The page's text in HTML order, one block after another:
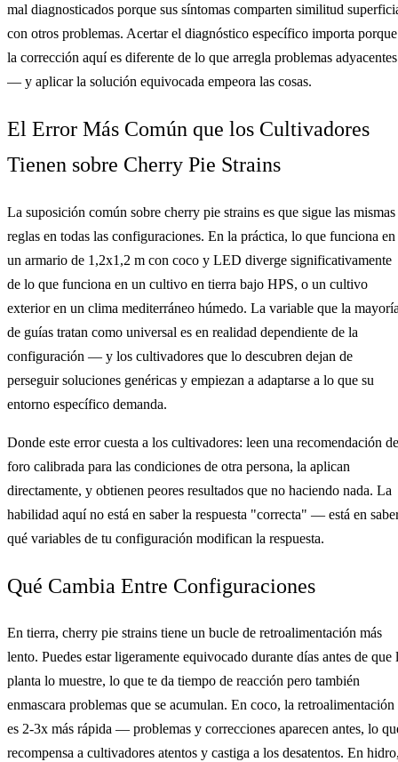
mal diagnosticados porque sus síntomas comparten similitud
con otros problemas. Acertar el diagnóstico específico importa porque
la corrección aquí es diferente de lo que arregla problemas adyacentes
— y aplicar la solución equivocada empeora las cosas.
El Error Más Común que los Cultivadores
Tienen sobre Cherry Pie Strains
La suposición común sobre cherry pie strains es que sigue las mismas
reglas en todas las configuraciones. En la práctica, lo que funciona en
un armario de 1,2x1,2 m con coco y LED diverge significativamente
de lo que funciona en un cultivo en tierra bajo HPS, o un cultivo
exterior en un clima mediterráneo húmedo. La variable que la
de guías tratan como universal es en realidad dependiente de la
configuración — y los cultivadores que lo descubren dejan de
perseguir soluciones genéricas y empiezan a adaptarse a lo que su
entorno específico demanda.
Donde este error cuesta a los cultivadores: leen una recomendación de
foro calibrada para las condiciones de otra persona, la aplican
directamente, y obtienen peores resultados que no haciendo nada. La
habilidad aquí no está en saber la respuesta "correcta" — está en
qué variables de tu configuración modifican la respuesta.
Qué Cambia Entre Configuraciones
En tierra, cherry pie strains tiene un bucle de retroalimentación más
lento. Puedes estar ligeramente equivocado durante días antes de que
planta lo muestre, lo que te da tiempo de reacción pero también
enmascara problemas que se acumulan. En coco, la retroalimentación
es 2-3x más rápida — problemas y correcciones aparecen antes, lo
recompensa a cultivadores atentos y castiga a los desatentos. En